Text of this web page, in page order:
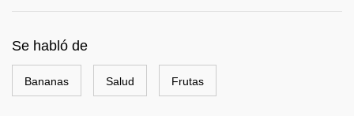
Se habló de
Bananas Salud Frutas